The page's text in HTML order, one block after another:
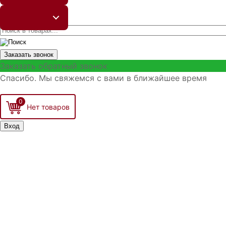
Заказать звонок
Заказать обратный звонок
Спасибо. Мы свяжемся с вами в ближайшее время
0
Вход